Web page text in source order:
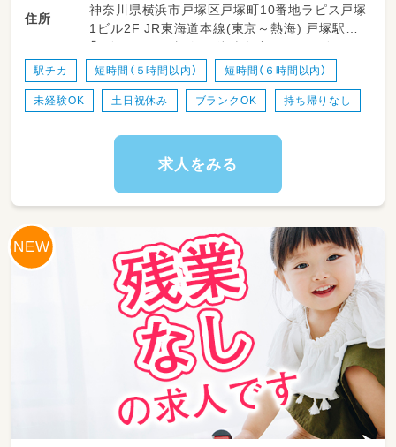
保育に当たっており比較的に先生方の配置にも
余裕があるので
住所
神奈川県横浜市戸塚区戸塚町10番地ラピス戸塚
1ビル2F JR東海道本線(東京～熱海) 戸塚駅
「戸塚駅」西口直結 JR湘南新宿ライン 戸塚駅
「戸塚駅」西口直結 JR横須賀線 戸塚駅 「戸塚
駅」西口直結 ブルーライン 戸塚駅 「戸塚駅」西
口直結
駅チカ 短時間（５時間以内） 短時間（６時間以内）
未経験OK 土日祝休み ブランクOK 持ち帰りなし
求人をみる